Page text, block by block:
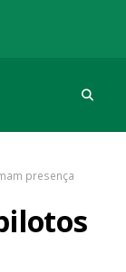
presença